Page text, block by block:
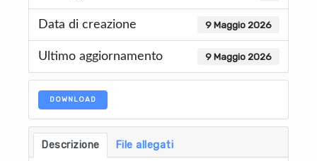
Data di creazione 9 Maggio 2026
Ultimo aggiornamento 9 Maggio 2026
DOWNLOAD
Descrizione File allegati